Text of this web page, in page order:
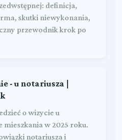
definicja,
skutki niewykonania,
przewodnik krok po
- u notariusza |
o wizycie u
mieszkania w 2025 roku.
notariusza i